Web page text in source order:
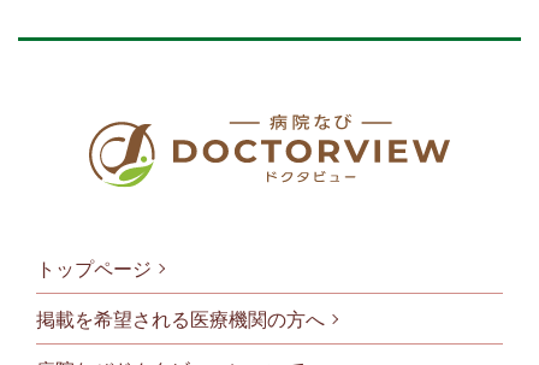
トップページ
掲載を希望される医療機関の方へ